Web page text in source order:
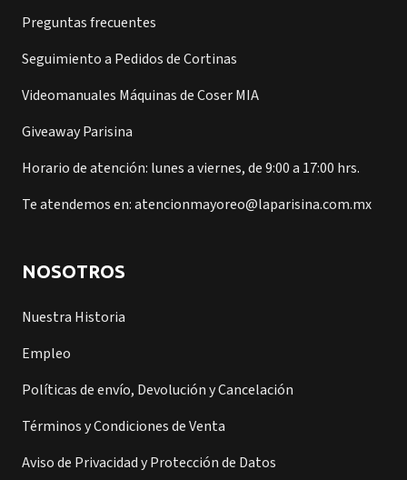
Preguntas frecuentes
Seguimiento a Pedidos de Cortinas
Videomanuales Máquinas de Coser MIA
Giveaway Parisina
Horario de atención: lunes a viernes, de 9:00 a 17:00 hrs.
Te atendemos en: atencionmayoreo@laparisina.com.mx
NOSOTROS
Nuestra Historia
Empleo
Políticas de envío, Devolución y Cancelación
Términos y Condiciones de Venta
Aviso de Privacidad y Protección de Datos